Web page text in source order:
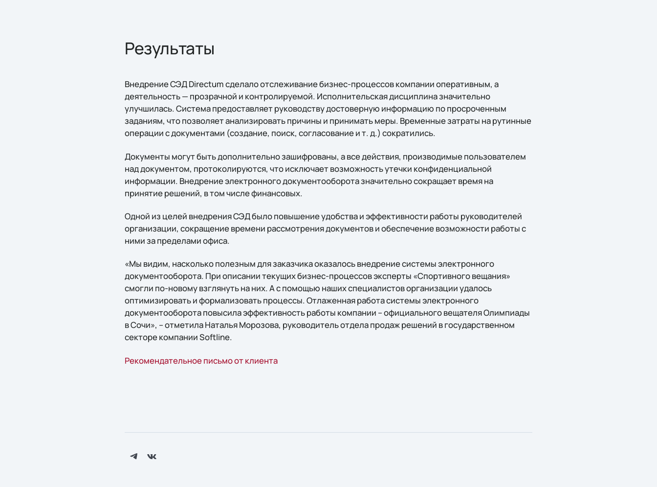
Результаты
Внедрение СЭД Directum сделало отслеживание бизнес-процессов компании оперативным, а
деятельность — прозрачной и контролируемой. Исполнительская дисциплина значительно
улучшилась. Система предоставляет руководству достоверную информацию по просроченным
заданиям, что позволяет анализировать причины и принимать меры. Временные затраты на рутинные
операции с документами (создание, поиск, согласование и т. д.) сократились.
Документы могут быть дополнительно зашифрованы, а все действия, производимые пользователем
над документом, протоколируются, что исключает возможность утечки конфиденциальной
информации. Внедрение электронного документооборота значительно сокращает время на
принятие решений, в том числе финансовых.
Одной из целей внедрения СЭД было повышение удобства и эффективности работы руководителей
организации, сокращение времени рассмотрения документов и обеспечение возможности работы с
ними за пределами офиса.
«Мы видим, насколько полезным для заказчика оказалось внедрение системы электронного
документооборота. При описании текущих бизнес-процессов эксперты «Спортивного вещания»
смогли по-новому взглянуть на них. А с помощью наших специалистов организации удалось
оптимизировать и формализовать процессы. Отлаженная работа системы электронного
документооборота повысила эффективность работы компании – официального вещателя Олимпиады
в Сочи», – отметила Наталья Морозова, руководитель отдела продаж решений в государственном
секторе компании Softline.
Рекомендательное письмо от клиента